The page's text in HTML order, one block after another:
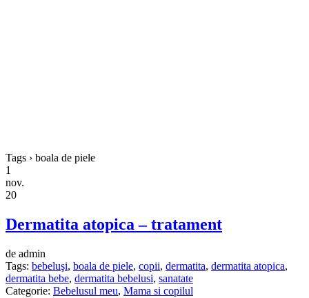
Tags › boala de piele
1
nov.
20
Dermatita atopica – tratament
de admin
Tags: bebeluşi, boala de piele, copii, dermatita, dermatita atopica,
dermatita bebe, dermatita bebelusi, sanatate
Categorie: Bebelusul meu, Mama si copilul